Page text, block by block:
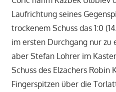
Laufrichtung seines
trockenem Schuss das 1:0
im ersten Durchgang nur zu
aber Stefan Lohrer im
Schuss des Elzachers Robin
Fingerspitzen über die